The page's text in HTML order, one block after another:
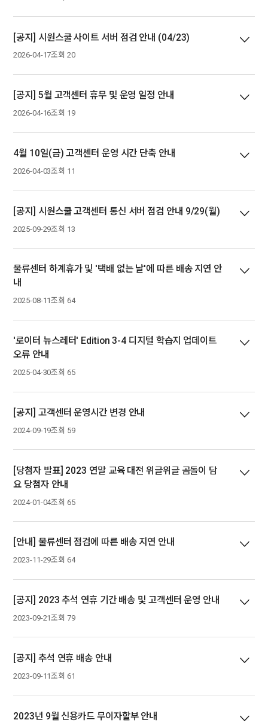
[공지] 시원스쿨 사이트 서버 점검 안내 (04/23)
2026-04-17조회 20
[공지] 5월 고객센터 휴무 및 운영 일정 안내
2026-04-16조회 19
4월 10일(금) 고객센터 운영 시간 단축 안내
2026-04-03조회 11
[공지] 시원스쿨 고객센터 통신 서버 점검 안내 9/29(월)
2025-09-29조회 13
물류센터 하계휴가 및 '택배 없는 날'에 따른 배송 지연 안
내
2025-08-11조회 64
'로이터 뉴스레터' Edition 3-4 디지털 학습지 업데이트
오류 안내
2025-04-30조회 65
[공지] 고객센터 운영시간 변경 안내
2024-09-19조회 59
[당첨자 발표] 2023 연말 교육 대전 위글위글 곰돌이 담
요 당첨자 안내
2024-01-04조회 65
[안내] 물류센터 점검에 따른 배송 지연 안내
2023-11-29조회 64
[공지] 2023 추석 연휴 기간 배송 및 고객센터 운영 안내
2023-09-21조회 79
[공지] 추석 연휴 배송 안내
2023-09-11조회 61
2023년 9월 신용카드 무이자할부 안내